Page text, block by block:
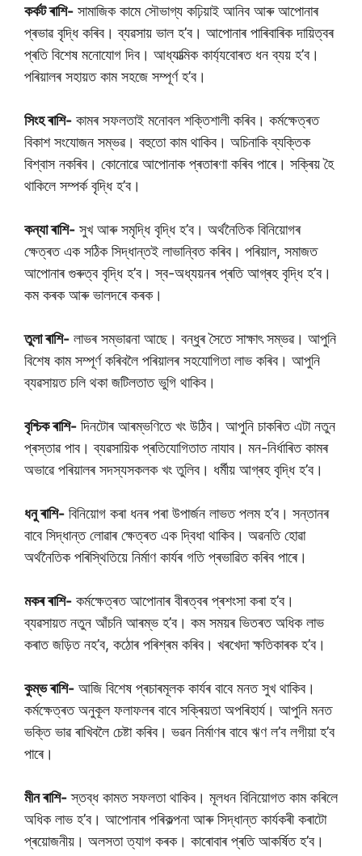
কৰ্কট ৰাশি- সামাজিক কামে সৌভাগ্য কঢ়িয়াই আনিব আৰু আপোনাৰ
প্ৰভাৱ বৃদ্ধি কৰিব। ব্যৱসায় ভাল হ’ব। আপোনাৰ পাৰিবাৰিক দায়িত্বৰ
প্ৰতি বিশেষ মনোযোগ দিব। আধ্যাত্মিক কাৰ্য্যবোৰত ধন ব্যয় হ’ব।
পৰিয়ালৰ সহায়ত কাম সহজে সম্পূৰ্ণ হ’ব।
সিংহ ৰাশি- কামৰ সফলতাই মনোবল শক্তিশালী কৰিব। কৰ্মক্ষেত্ৰত
বিকাশ সংযোজন সম্ভৱ। বহুতো কাম থাকিব। অচিনাকি ব্যক্তিক
বিশ্বাস নকৰিব। কোনোৱে আপোনাক প্ৰতাৰণা কৰিব পাৰে। সক্ৰিয় হৈ
থাকিলে সম্পৰ্ক বৃদ্ধি হ’ব।
কন্যা ৰাশি- সুখ আৰু সমৃদ্ধি বৃদ্ধি হ’ব। অৰ্থনৈতিক বিনিয়োগৰ
ক্ষেত্ৰত এক সঠিক সিদ্ধান্তই লাভান্বিত কৰিব। পৰিয়াল, সমাজত
আপোনাৰ গুৰুত্ব বৃদ্ধি হ’ব। স্ব-অধ্যয়নৰ প্ৰতি আগ্ৰহ বৃদ্ধি হ’ব।
কম কৰক আৰু ভালদৰে কৰক।
তুলা ৰাশি- লাভৰ সম্ভাৱনা আছে। বন্ধুৰ সৈতে সাক্ষাৎ সম্ভৱ। আপুনি
বিশেষ কাম সম্পূৰ্ণ কৰিবলৈ পৰিয়ালৰ সহযোগিতা লাভ কৰিব। আপুনি
ব্যৱসায়ত চলি থকা জটিলতাত ভুগি থাকিব।
বৃশ্চিক ৰাশি- দিনটোৰ আৰম্ভণিতে খং উঠিব। আপুনি চাকৰিত এটা নতুন
প্ৰস্তাৱ পাব। ব্যৱসায়িক প্ৰতিযোগিতাত নাযাব। মন-নিৰ্ধাৰিত কামৰ
অভাৱে পৰিয়ালৰ সদস্যসকলক খং তুলিব। ধৰ্মীয় আগ্ৰহ বৃদ্ধি হ’ব।
ধনু ৰাশি- বিনিয়োগ কৰা ধনৰ পৰা উপাৰ্জন লাভত পলম হ’ব। সন্তানৰ
বাবে সিদ্ধান্ত লোৱাৰ ক্ষেত্ৰত এক দ্বিধা থাকিব। অৱনতি হোৱা
অৰ্থনৈতিক পৰিস্থিতিয়ে নিৰ্মাণ কাৰ্যৰ গতি প্ৰভাৱিত কৰিব পাৰে।
মকৰ ৰাশি- কৰ্মক্ষেত্ৰত আপোনাৰ বীৰত্বৰ প্ৰশংসা কৰা হ’ব।
ব্যৱসায়ত নতুন আঁচনি আৰম্ভ হ’ব। কম সময়ৰ ভিতৰত অধিক লাভ
কৰাত জড়িত নহ’ব, কঠোৰ পৰিশ্ৰম কৰিব। খৰখেদা ক্ষতিকাৰক হ’ব।
কুম্ভ ৰাশি- আজি বিশেষ প্ৰচাৰমূলক কাৰ্যৰ বাবে মনত সুখ থাকিব।
কৰ্মক্ষেত্ৰত অনুকূল ফলাফলৰ বাবে সক্ৰিয়তা অপৰিহাৰ্য। আপুনি মনত
ভক্তি ভাৱ ৰাখিবলৈ চেষ্টা কৰিব। ভৱন নিৰ্মাণৰ বাবে ঋণ ল’ব লগীয়া হ’ব
পাৰে।
মীন ৰাশি-স্তব্ধ কামত সফলতা থাকিব। মূলধন বিনিয়োগত কাম কৰিলে
অধিক লাভ হ’ব। আপোনাৰ পৰিকল্পনা আৰু সিদ্ধান্ত কাৰ্যকৰী কৰাটো
প্ৰয়োজনীয়। অলসতা ত্যাগ কৰক। কাৰোবাৰ প্ৰতি আকৰ্ষিত হ’ব।